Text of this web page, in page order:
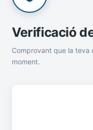
Verificació
Comprovant que la teva
moment.